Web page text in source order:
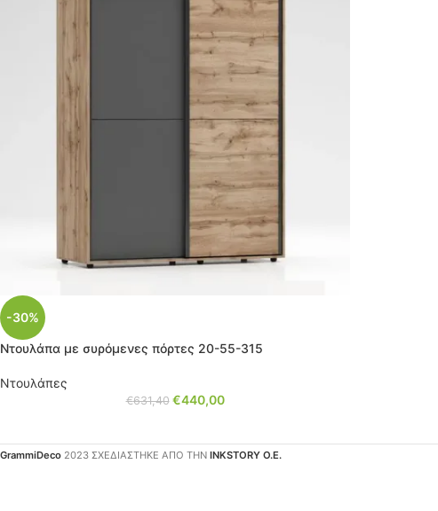
-30%
Ντουλάπα με συρόμενες πόρτες 20-55-315
Ντουλάπες
€631,40 €440,00
GrammiDeco 2023 ΣΧΕΔΙΑΣΤΗΚΕ ΑΠΟ ΤΗΝ INKSTORY Ο.Ε.